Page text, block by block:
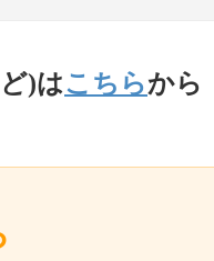
)はこちらから